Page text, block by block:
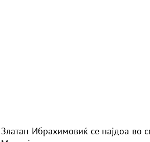
Ибрахимовиќ се најдоа во